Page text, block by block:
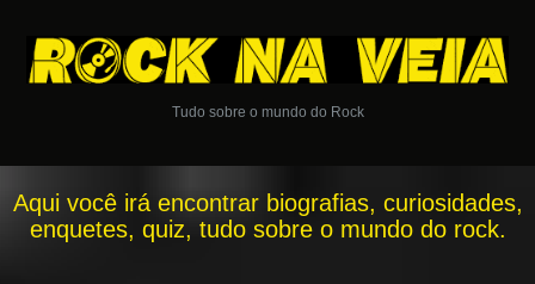
Tudo sobre o mundo do Rock
Aqui você irá encontrar biografias, curiosidades,
enquetes, quiz, tudo sobre o mundo do rock.